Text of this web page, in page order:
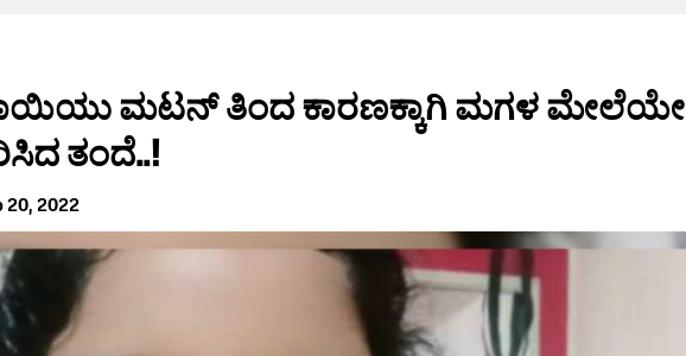
ಮಟನ್ ತಿಂದ ಕಾರಣಕ್ಕಾಗಿ ಮಗಳ ಮೇಲೆಯೇ
ತಂದೆ..!
20, 2022